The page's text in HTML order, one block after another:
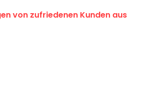
von zufriedenen Kunden aus